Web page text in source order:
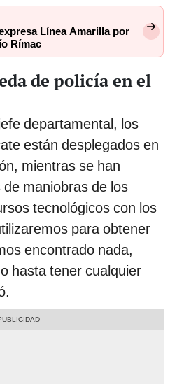
Línea Amarilla por
Rímac
de policía en el
departamental, los
están desplegados en
mientras se han
maniobras de los
tecnológicos con los
para obtener
encontrado nada,
hasta tener cualquier